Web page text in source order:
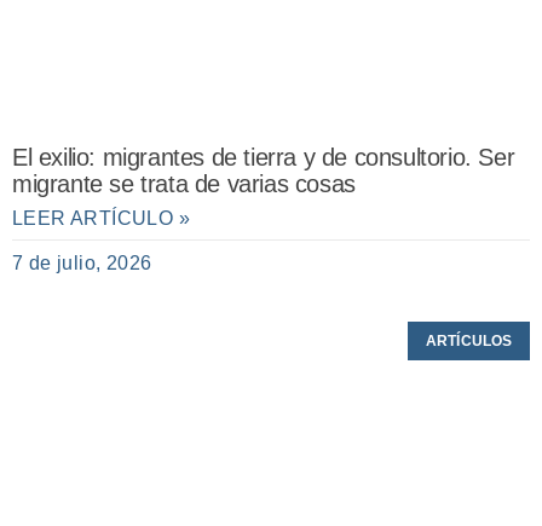
El exilio: migrantes de tierra y de consultorio. Ser
migrante se trata de varias cosas
LEER ARTÍCULO »
7 de julio, 2026
ARTÍCULOS